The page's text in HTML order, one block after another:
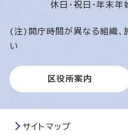
休日・祝日・年末年
(注)開庁時間が異なる組織、
い
区役所案内
サイトマップ